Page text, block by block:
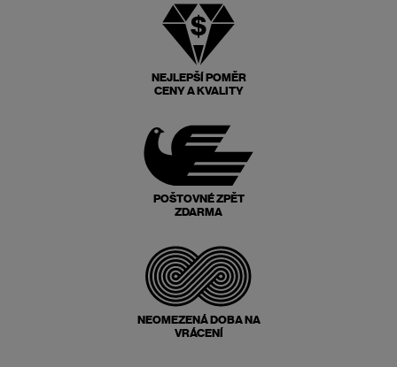
NEJLEPŠÍ POMĚR
CENY A KVALITY
POŠTOVNÉ ZPĚT
ZDARMA
NEOMEZENÁ DOBA NA
VRÁCENÍ